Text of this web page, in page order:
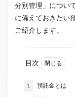
分別管理」につい
に備えておきたい
ご紹介します。
目次
1 預託金とは
不動産クラウド
株式投資型クラ
不動産特定共同
グローシップ・
意識調査